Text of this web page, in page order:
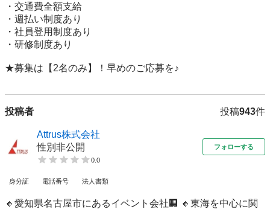
・交通費全額支給
・週払い制度あり
・社員登用制度あり
・研修制度あり
★募集は【2名のみ】！早めのご応募を♪
投稿者 投稿943件
Attrus株式会社
性別非公開
0.0
フォローする
身分証 電話番号 法人書類
🔸愛知県名古屋市にあるイベント会社🏢 🔸東海を中心に関